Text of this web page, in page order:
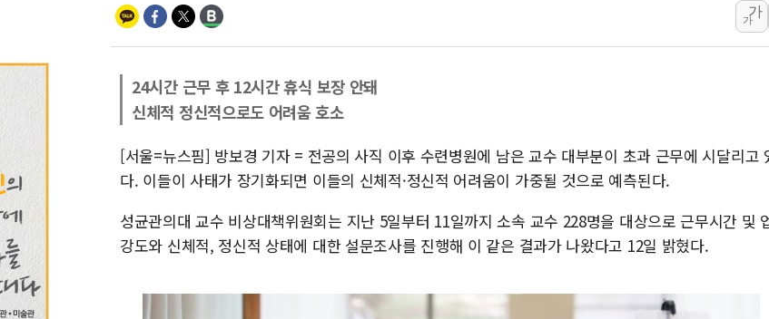
[3보] 북, 원산서 동해로 단
우크라 드론 전술, 중남미
주한미군 "오산기지 누출,
해군과 함께하는 '불금전파,
가
가
24시간 근무 후 12시간 휴식 보장 안돼
신체적 정신적으로도 어려움 호소
[서울=뉴스핌] 방보경 기자 = 전공의 사직 이후 수련병원에 남은 교수 대부분이 초과 근무에 시달리고
다. 이들이 사태가 장기화되면 이들의 신체적·정신적 어려움이 가중될 것으로 예측된다.
성균관의대 교수 비상대책위원회는 지난 5일부터 11일까지 소속 교수 228명을 대상으로 근무시간 및
강도와 신체적, 정신적 상태에 대한 설문조사를 진행해 이 같은 결과가 나왔다고 12일 밝혔다.